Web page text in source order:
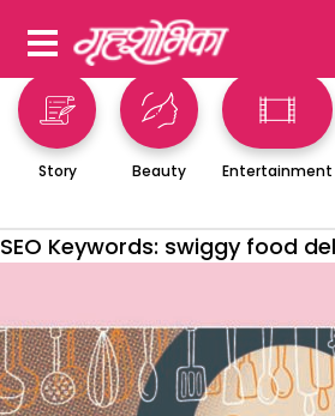
Story Beauty Entertainment
SEO Keywords: swiggy food